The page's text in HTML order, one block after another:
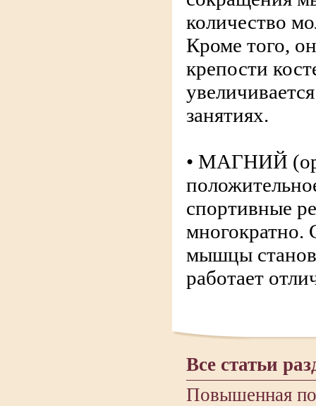
количество
Кроме того,
крепости
занятиях.
• МАГНИЙ
спортивные
мышцы
работает
Все статьи
Повышенная